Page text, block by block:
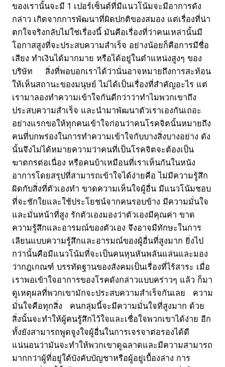
ของเรานั้นจะมี 1 เปอร์เซ็นต์ที่มีแนวโน้มจะมีอาการดัง
กล่าว เกิดจากการพัฒนาที่ผิดปกติของสมอง แต่เรื่องที่น่า
ตกใจจริงกลับไม่ใช่เรื่องนี้ มันคือเรื่องที่ว่าคนเหล่านั้นมี
โอกาสสูงที่จะประสบความสำเร็จ อย่างน้อยก็คือการมีชื่อ
เสียง ทำเงินได้มากมาย หรือได้อยู่ในตำแหน่งสูงๆ ของ
บริษัท สิ่งที่พอบอกเราได้ว่านั่นอาจหมายถึงการสะท้อน
ให้เห็นสถานะของมนุษย์ ไม่ได้เป็นเรื่องที่สำคัญอะไร แต่
เรามาลองทำความเข้าใจกันดีกว่าว่าทำไมพวกเขาถึง
ประสบความสำเร็จ และนำมาพัฒนาตัวเราเองกันเถอะ
อย่างแรกขอให้ทุกคนเข้าใจก่อนว่าคนโรคจิตนั้นหมายถึง
คนที่บกพร่องในการทำความเข้าใจกับบางสิ่งบางอย่าง ดัง
นั้นจึงไม่ได้หมายความว่าคนที่เป็นโรคจิตจะต้องเป็น
ฆาตกรต่อเนื่อง หรือคนบ้าเหมือนที่เราเห็นกันในหนัง
อาการโดยสรุปที่สามารถเข้าใจได้ง่ายคือ ไม่มีความรู้สึก
ผิดกับสิ่งที่ตัวเองทำ ขาดความเห็นใจผู้อื่น มีแนวโน้มชอบ
ที่จะชักใยและใช้ประโยชน์จากคนรอบข้าง มีความมั่นใจ
และมั่นหน้าที่สูง รักตัวเองมองว่าตัวเองมีคุณค่า ขาด
ความรู้สึกและอารมณ์ของตัวเอง จึงอาจมีทักษะในการ
เลียนแบบความรู้สึกและอารมณ์ของผู้อื่นที่สูงมาก ยิ่งไป
กว่านั้นคือมีแนวโน้มที่จะเป็นคนหุนหันพลันแล่นและมอง
ว่ากฎเกณฑ์ บรรทัดฐานของสังคมเป็นเรื่องที่ไร้สาระ เมื่อ
เราพอเข้าใจอาการของโรคดังกล่าวแบบคร่าวๆ แล้ว ก็มา
ดูเหตุผลที่พวกเขามักจะประสบความสำเร็จกันเลย ความ
มั่นใจคือทุกสิ่ง คนกลุ่มนี้จะมีความมั่นใจที่สูงมาก ด้วย
สิ่งนั้นจะทำให้ผู้คนรู้สึกไว้ใจและเชื่อใจพวกเขาได้ง่าย อีก
ทั้งยังสามารถพูดจูงใจผู้อื่นในการเจรจาต่อรองได้ดี
แน่นอนว่ามันจะทำให้พวกเขาดูฉลาดและมีความสามารถ
มากกว่าผู้ที่อยู่ใต้บังคับบัญชาหรือผู้อยู่เบื้องล่าง การ